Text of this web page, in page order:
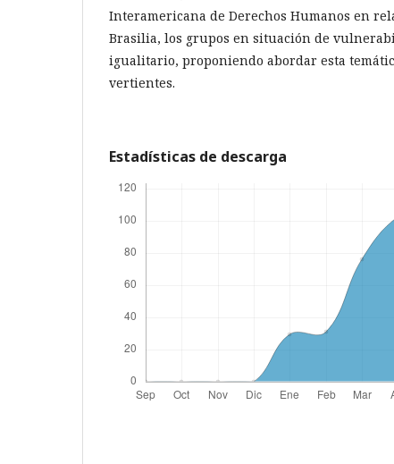
Interamericana de Derechos Humanos en
Brasilia, los grupos en situación de
igualitario, proponiendo abordar esta
vertientes.
Estadísticas de descarga